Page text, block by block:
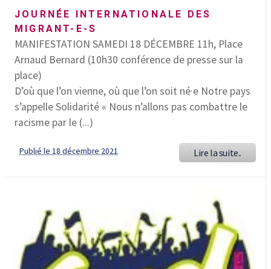
JOURNÉE INTERNATIONALE DES
MIGRANT-E-S
MANIFESTATION SAMEDI 18 DÉCEMBRE 11h, Place
Arnaud Bernard (10h30 conférence de presse sur la
place)
D’où que l’on vienne, où que l’on soit né·e Notre pays
s’appelle Solidarité « Nous n’allons pas combattre le
racisme par le (...)
Publié le 18 décembre 2021 Lire la suite..